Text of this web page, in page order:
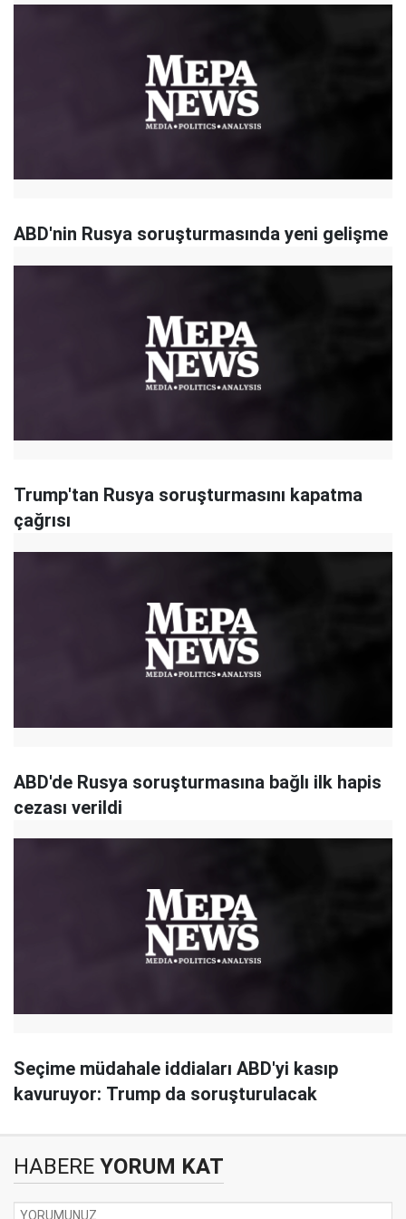
ABD'nin Rusya soruşturmasında yeni gelişme
Trump'tan Rusya soruşturmasını kapatma
çağrısı
ABD'de Rusya soruşturmasına bağlı ilk hapis
cezası verildi
Seçime müdahale iddiaları ABD'yi kasıp
kavuruyor: Trump da soruşturulacak
HABERE YORUM KAT